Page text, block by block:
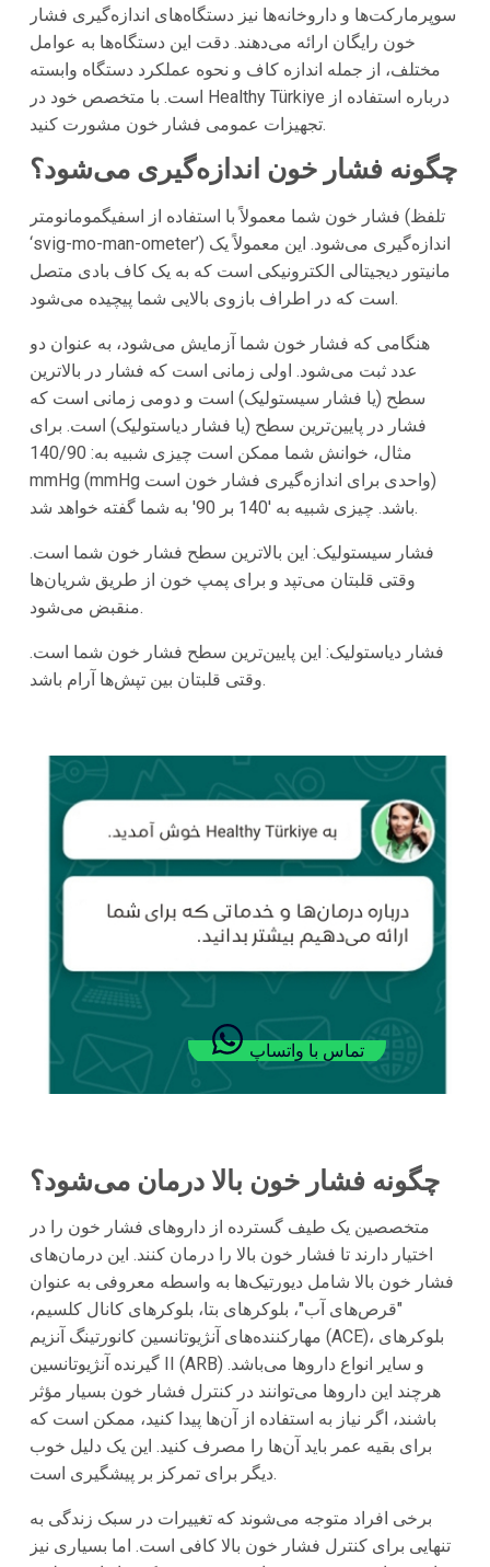
سوپرمارکت‌ها و داروخانه‌ها نیز دستگاه‌های اندازه‌گیری فشار
خون رایگان ارائه می‌دهند. دقت این دستگاه‌ها به عوامل
مختلف، از جمله اندازه کاف و نحوه عملکرد دستگاه وابسته
Healthy Türkiye
تجهیزات عمومی فشار خون مشورت کنید.
چگونه فشار خون اندازه‌گیری می‌شود؟
فشار خون شما معمولاً با استفاده از اسفیگمومانومتر (تلفظ
‘svig-mo-man-ometer’) اندازه‌گیری می‌شود. این معمولاً یک
مانیتور دیجیتالی الکترونیکی است که به یک کاف بادی متصل
است که در اطراف بازوی بالایی شما پیچیده می‌شود.
هنگامی که فشار خون شما آزمایش می‌شود، به عنوان دو
عدد ثبت می‌شود. اولی زمانی است که فشار در بالاترین
سطح (یا فشار سیستولیک) است و دومی زمانی است که
فشار در پایین‌ترین سطح (یا فشار دیاستولیک) است. برای
مثال، خوانش شما ممکن است چیزی شبیه به: 140/90
mmHg (mmHg واحدی برای اندازه‌گیری فشار خون است)
باشد. چیزی شبیه به '140 بر 90' به شما گفته خواهد شد.
فشار سیستولیک: این بالاترین سطح فشار خون شما است.
وقتی قلبتان می‌تپد و برای پمپ خون از طریق شریان‌ها
منقبض می‌شود.
فشار دیاستولیک: این پایین‌ترین سطح فشار خون شما است.
وقتی قلبتان بین تپش‌ها آرام باشد.
تماس با واتساپ
چگونه فشار خون بالا درمان می‌شود؟
متخصصین یک طیف گسترده از داروهای فشار خون را در
اختیار دارند تا فشار خون بالا را درمان کنند. این درمان‌های
فشار خون بالا شامل دیورتیک‌ها به واسطه معروفی به عنوان
"قرص‌های آب"، بلوکرهای بتا، بلوکرهای کانال کلسیم،
مهارکننده‌های آنژیوتانسین کانورتینگ آنزیم (ACE)، بلوکرهای
گیرنده آنژیوتانسین II (ARB) و سایر انواع داروها می‌باشد.
هرچند این داروها می‌توانند در کنترل فشار خون بسیار مؤثر
باشند، اگر نیاز به استفاده از آن‌ها پیدا کنید، ممکن است که
برای بقیه عمر باید آن‌ها را مصرف کنید. این یک دلیل خوب
دیگر برای تمرکز بر پیشگیری است.
برخی افراد متوجه می‌شوند که تغییرات در سبک زندگی به
تنهایی برای کنترل فشار خون بالا کافی است. اما بسیاری نیز